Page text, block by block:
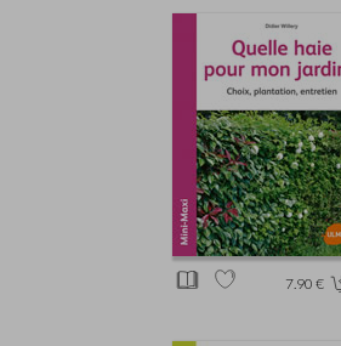
7.90 €